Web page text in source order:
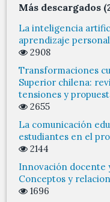
Más descargados
La inteligencia
aprendizaje
2908
Transformaciones
Superior chilena:
tensiones y
2655
La comunicación
estudiantes en el
2144
Innovación docente
Conceptos y
1696